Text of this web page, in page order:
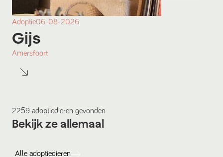
Adoptie06-08-2026
Gijs
Amersfoort
2259 adoptiedieren gevonden
Bekijk ze allemaal
Alle adoptiedieren